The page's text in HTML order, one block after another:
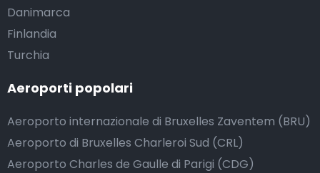
Danimarca
Finlandia
Turchia
Aeroporti popolari
Aeroporto internazionale di Bruxelles Zaventem (BRU)
Aeroporto di Bruxelles Charleroi Sud (CRL)
Aeroporto Charles de Gaulle di Parigi (CDG)